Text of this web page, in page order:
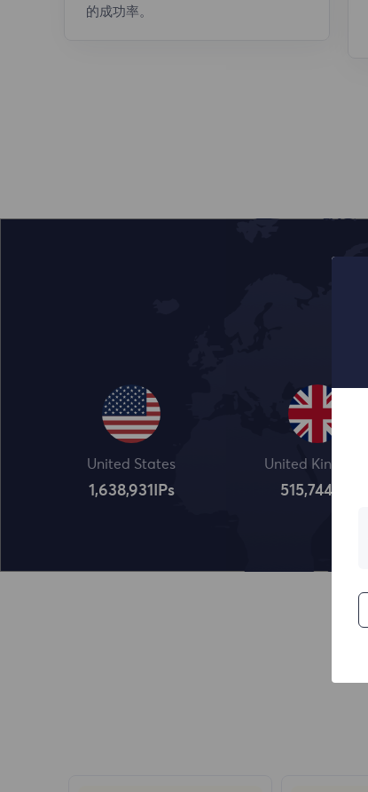
的成功率。
United States
1,638,932 IPs
United Kingdom
515,745